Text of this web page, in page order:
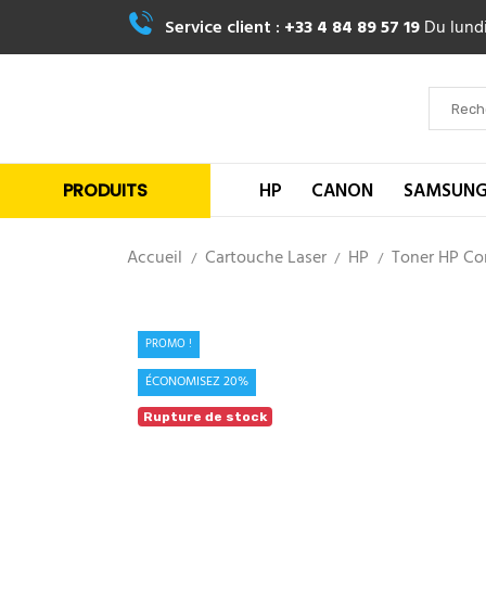
Service client : +33 4 84 89 57 19Du
PRODUITS HP CANON SAMSUNG
Accueil Cartouche Laser HP Toner HP
PROMO !
ÉCONOMISEZ 20%
Rupture de stock